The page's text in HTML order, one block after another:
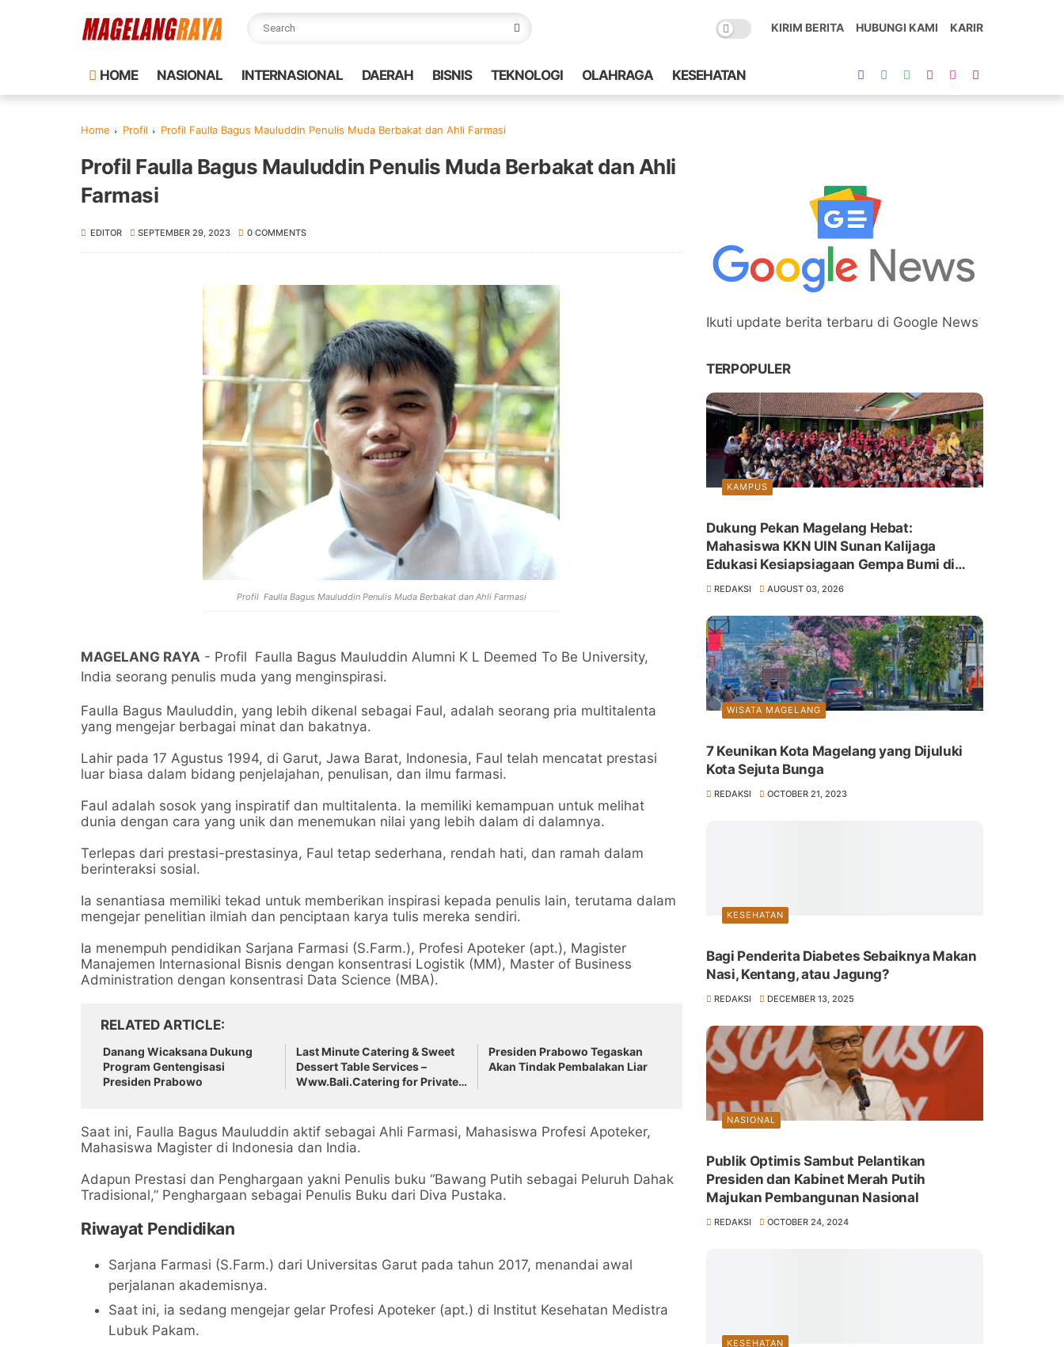
KIRIM BERITA HUBUNGI KAMI KARIR
HOME NASIONAL INTERNASIONAL DAERAH BISNIS TEKNOLOGI OLAHRAGA KESEHATAN
Home Profil Profil Faulla Bagus Mauluddin Penulis Muda Berbakat dan Ahli Farmasi
Profil Faulla Bagus Mauluddin Penulis Muda Berbakat dan Ahli
Farmasi
EDITOR SEPTEMBER 29, 2023 0 COMMENTS
Profil Faulla Bagus Mauluddin Penulis Muda Berbakat dan Ahli Farmasi
MAGELANG RAYA - Profil Faulla Bagus Mauluddin Alumni K L Deemed To Be University,
India seorang penulis muda yang menginspirasi.
Faulla Bagus Mauluddin, yang lebih dikenal sebagai Faul, adalah seorang pria multitalenta
yang mengejar berbagai minat dan bakatnya.
Lahir pada 17 Agustus 1994, di Garut, Jawa Barat, Indonesia, Faul telah mencatat prestasi
luar biasa dalam bidang penjelajahan, penulisan, dan ilmu farmasi.
Faul adalah sosok yang inspiratif dan multitalenta. Ia memiliki kemampuan untuk melihat
dunia dengan cara yang unik dan menemukan nilai yang lebih dalam di dalamnya.
Terlepas dari prestasi-prestasinya, Faul tetap sederhana, rendah hati, dan ramah dalam
berinteraksi sosial.
Ia senantiasa memiliki tekad untuk memberikan inspirasi kepada penulis lain, terutama dalam
mengejar penelitian ilmiah dan penciptaan karya tulis mereka sendiri.
Ia menempuh pendidikan Sarjana Farmasi (S.Farm.), Profesi Apoteker (apt.), Magister
Manajemen Internasional Bisnis dengan konsentrasi Logistik (MM), Master of Business
Administration dengan konsentrasi Data Science (MBA).
RELATED ARTICLE
Danang Wicaksana Dukung
Program Gentengisasi
Presiden Prabowo
Last Minute Catering & Sweet
Dessert Table Services –
Www.Bali.Catering for Private
Presiden Prabowo Tegaskan
Akan Tindak Pembalakan Liar
Saat ini, Faulla Bagus Mauluddin aktif sebagai Ahli Farmasi, Mahasiswa Profesi Apoteker,
Mahasiswa Magister di Indonesia dan India.
Adapun Prestasi dan Penghargaan yakni Penulis buku “Bawang Putih sebagai Peluruh Dahak
Tradisional,” Penghargaan sebagai Penulis Buku dari Diva Pustaka.
Riwayat Pendidikan
Sarjana Farmasi (S.Farm.) dari Universitas Garut pada tahun 2017, menandai awal
perjalanan akademisnya.
Saat ini, ia sedang mengejar gelar Profesi Apoteker (apt.) di Institut Kesehatan Medistra
Lubuk Pakam.
Ikuti update berita terbaru di Google News
TERPOPULER
KAMPUS
Dukung Pekan Magelang Hebat:
Mahasiswa KKN UIN Sunan Kalijaga
Edukasi Kesiapsiagaan Gempa Bumi di
SDN Giyanti
REDAKSI AUGUST 03, 2026
WISATA MAGELANG
7 Keunikan Kota Magelang yang Dijuluki
Kota Sejuta Bunga
REDAKSI OCTOBER 21, 2023
KESEHATAN
Bagi Penderita Diabetes Sebaiknya Makan
Nasi, Kentang, atau Jagung?
REDAKSI DECEMBER 13, 2025
NASIONAL
Publik Optimis Sambut Pelantikan
Presiden dan Kabinet Merah Putih
Majukan Pembangunan Nasional
REDAKSI OCTOBER 24, 2024
KESEHATAN